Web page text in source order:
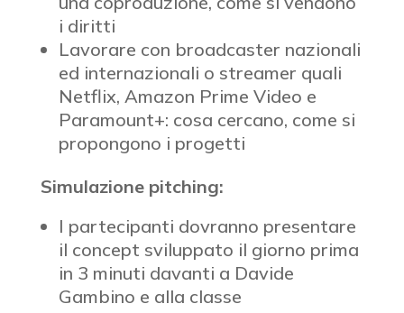
i diritti
Lavorare con broadcaster nazionali
ed internazionali o streamer quali
Netflix, Amazon Prime Video e
Paramount+: cosa cercano, come si
propongono i progetti
Simulazione pitching:
I partecipanti dovranno presentare
il concept sviluppato il giorno prima
in 3 minuti davanti a Davide
Gambino e alla classe